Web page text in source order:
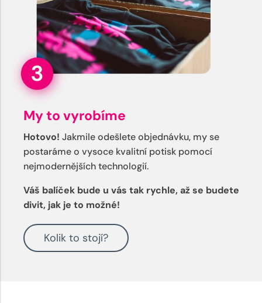
My to vyrobíme
Hotovo! Jakmile odešlete objednávku, my se
postaráme o vysoce kvalitní potisk pomocí
nejmodernějších technologií.
Váš balíček bude u vás tak rychle, až se budete
divit, jak je to možné!
Kolik to stojí?